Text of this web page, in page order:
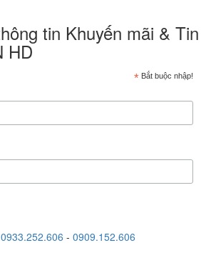
tin Khuyến mãi & Tin
HD
* Bắt buộc nhập!
0933.252.606 - 0909.152.606